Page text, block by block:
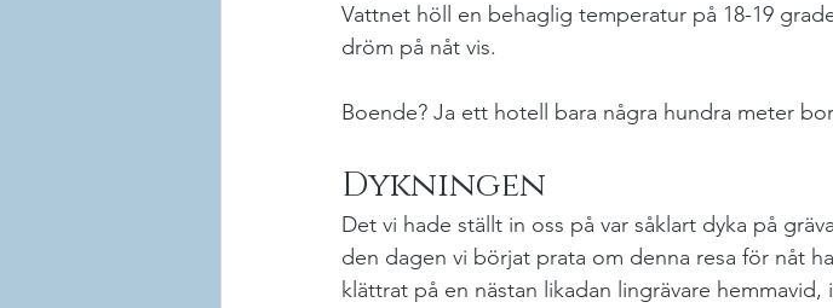
Vattnet höll en behaglig temperatur på 18-19
dröm på nåt vis.
Boende? Ja ett hotell bara några hundra meter
Dykningen
Det vi hade ställt in oss på var såklart dyka på
den dagen vi börjat prata om denna resa för nåt
klättrat på en nästan likadan lingrävare